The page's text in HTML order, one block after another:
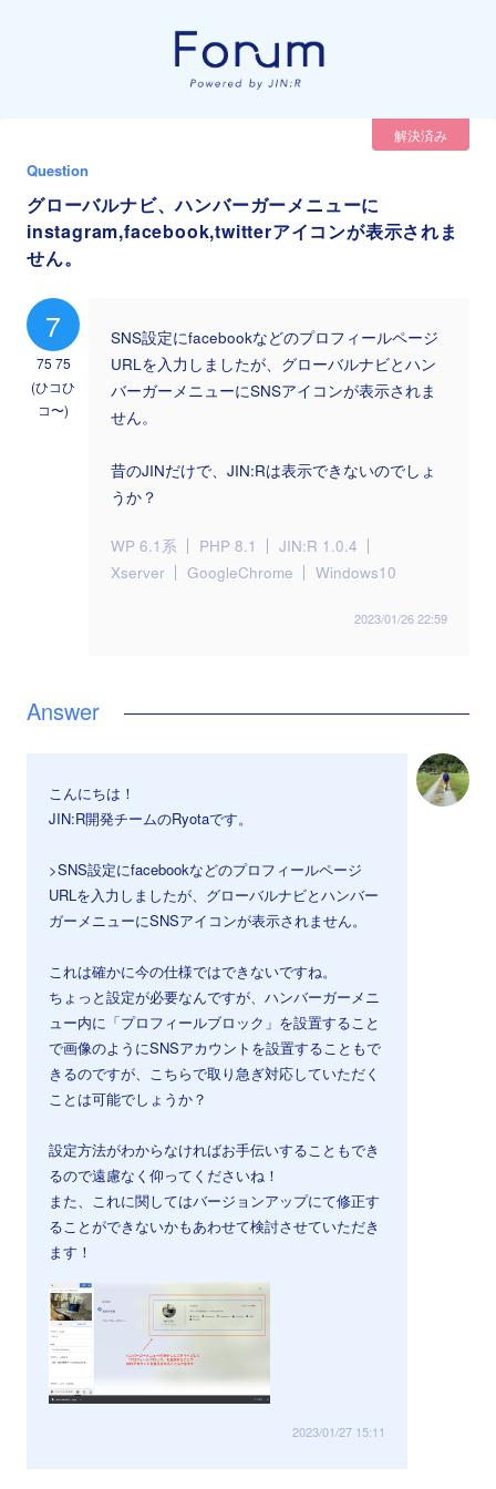
解決済み
Question
グローバルナビ、ハンバーガーメニューに
instagram,facebook,twitterアイコンが表示されま
せん。
7
75 75
(‪ひコひ
コ〜‬)
SNS設定にfacebookなどのプロフィールページ
URLを入力しましたが、グローバルナビとハン
バーガーメニューにSNSアイコンが表示されま
せん。
昔のJINだけで、JIN:Rは表示できないのでしょ
うか？
WP 6.1系 PHP 8.1
JIN:R 1.0.4
Xserver
GoogleChrome Windows10
2023/01/26 22:59
こんにちは！
JIN:R開発チームのRyotaです。
>SNS設定にfacebookなどのプロフィールページ
URLを入力しましたが、グローバルナビとハンバー
ガーメニューにSNSアイコンが表示されません。
これは確かに今の仕様ではできないですね。
ちょっと設定が必要なんですが、ハンバーガーメニ
ュー内に「プロフィールブロック」を設置すること
で画像のようにSNSアカウントを設置することもで
きるのですが、こちらで取り急ぎ対応していただく
ことは可能でしょうか？
設定方法がわからなければお手伝いすることもでき
るので遠慮なく仰ってくださいね！
また、これに関してはバージョンアップにて修正す
ることができないかもあわせて検討させていただき
ます！
2023/01/27 15:11